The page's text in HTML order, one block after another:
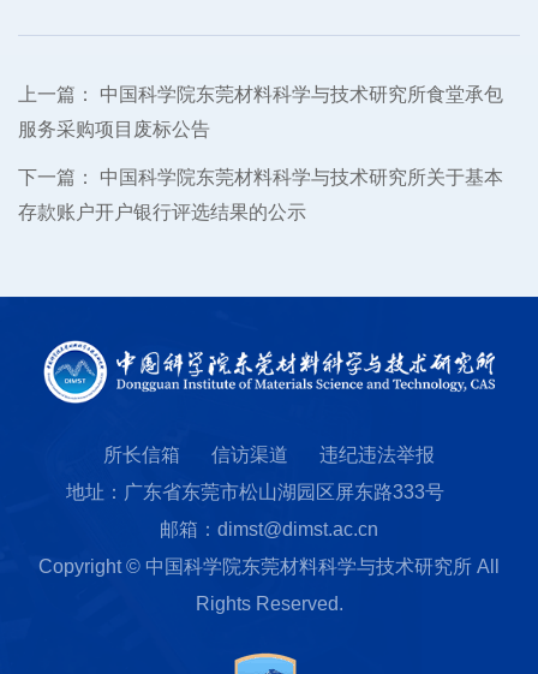
上一篇：
中国科学院东莞材料科学与技术研究所食堂承包
服务采购项目废标公告
下一篇：
中国科学院东莞材料科学与技术研究所关于基本
存款账户开户银行评选结果的公示
所长信箱 信访渠道
违纪违法举报
地址：广东省东莞市松山湖园区屏东路333号
邮箱：dimst@dimst.ac.cn
Copyright © 中国科学院东莞材料科学与技术研究所 All
Rights Reserved.